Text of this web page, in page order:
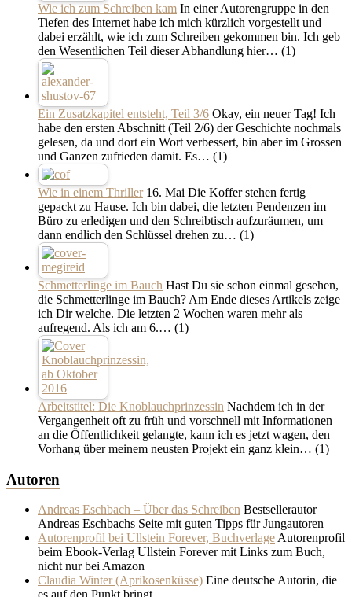
Wie ich zum Schreiben kam In einer Autorengruppe in den
Tiefen des Internet habe ich mich kürzlich vorgestellt und
dabei erzählt, wie ich zum Schreiben gekommen bin. Ich geb
den Wesentlichen Teil dieser Abhandlung hier… (1)
Ein Zusatzkapitel entsteht, Teil 3/6 Okay, ein neuer Tag! Ich
habe den ersten Abschnitt (Teil 2/6) der Geschichte nochmals
gelesen, da und dort ein Wort verbessert, bin aber im Grossen
und Ganzen zufrieden damit. Es… (1)
Wie in einem Thriller16. Mai Die Koffer stehen fertig
gepackt zu Hause. Ich bin dabei, die letzten Pendenzen im
Büro zu erledigen und den Schreibtisch aufzuräumen, um
dann endlich den Schlüssel drehen zu… (1)
Schmetterlinge im Bauch Hast Du sie schon einmal gesehen,
die Schmetterlinge im Bauch? Am Ende dieses Artikels zeige
ich Dir welche. Die letzten 2 Wochen waren mehr als
aufregend. Als ich am 6.… (1)
Arbeitstitel: Die Knoblauchprinzessin Nachdem ich in der
Vergangenheit oft zu früh und vorschnell mit Informationen
an die Öffentlichkeit gelangte, kann ich es jetzt wagen, den
Vorhang über meinem neusten Projekt ein ganz klein… (1)
Autoren
Andreas Eschbach – Über das Schreiben Bestsellerautor
Andreas Eschbachs Seite mit guten Tipps für Jungautoren
Autorenprofil bei Ullstein Forever, Buchverlage Autorenprofil
beim Ebook-Verlag Ullstein Forever mit Links zum Buch,
nicht nur bei Amazon
Claudia Winter (Aprikosenküsse) Eine deutsche Autorin, die